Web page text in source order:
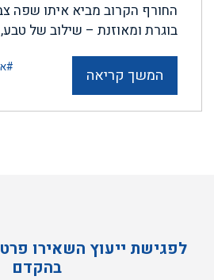
החורף הקרוב מביא איתו שפה
בוגרת ומאוזנת – שילוב של
המשך קריאה
לפגישת ייעוץ השאירו
בהקדם